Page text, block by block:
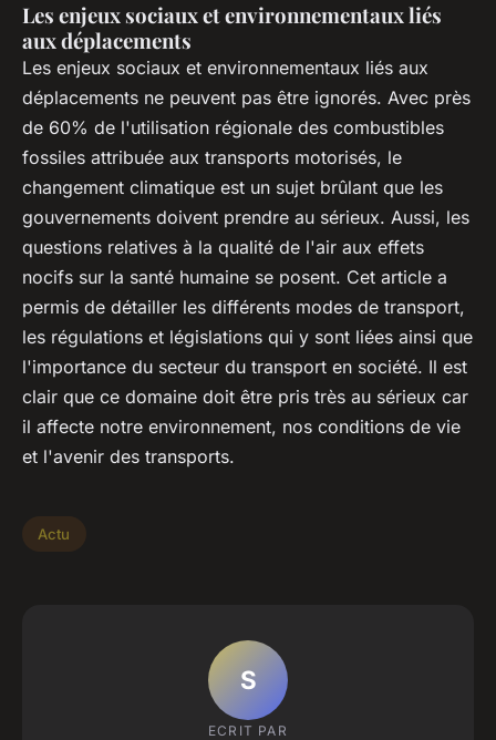
Les enjeux sociaux et environnementaux liés
aux déplacements
Les enjeux sociaux et environnementaux liés aux
déplacements ne peuvent pas être ignorés. Avec près
de 60% de l'utilisation régionale des combustibles
fossiles attribuée aux transports motorisés, le
changement climatique est un sujet brûlant que les
gouvernements doivent prendre au sérieux. Aussi, les
questions relatives à la qualité de l'air aux effets
nocifs sur la santé humaine se posent. Cet article a
permis de détailler les différents modes de transport,
les régulations et législations qui y sont liées ainsi que
l'importance du secteur du transport en société. Il est
clair que ce domaine doit être pris très au sérieux car
il affecte notre environnement, nos conditions de vie
et l'avenir des transports.
Actu
S
ECRIT PAR